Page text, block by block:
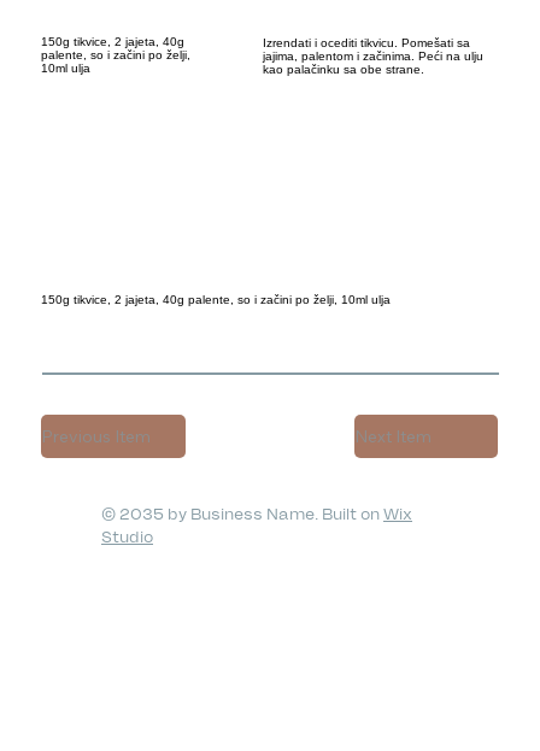
150g tikvice, 2 jajeta, 40g
palente, so i začini po želji,
10ml ulja
Izrendati i ocediti tikvicu. Pomešati sa
jajima, palentom i začinima. Peći na ulju
kao palačinku sa obe strane.
150g tikvice, 2 jajeta, 40g palente, so i začini po želji, 10ml ulja
Previous Item Next Item
© 2035 by Business Name. Built on Wix
Studio